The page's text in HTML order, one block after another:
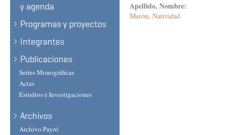
y agenda
Programas y proyectos
Integrantes
Publicaciones
Series Monográficas
Actas
Estudios e Investigaciones
Archivos
Archivo Payró
Apellido, Nombre:
Marón, Natividad